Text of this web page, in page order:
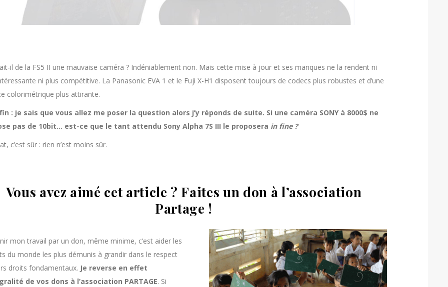
il de la FS5 II une mauvaise caméra ? Indéniablement non. Mais cette mise à jour et ses manques ne la rendent ni
ni plus compétitive. La Panasonic EVA 1 et le Fuji X-H1 disposent toujours de codecs plus robustes et d’une
colorimétrique plus attirante.
: je sais que vous allez me poser la question alors j’y réponds de suite. Si une caméra SONY à 8000$ ne
pas de 10bit… est-ce que le tant attendu Sony Alpha 7S III le proposera in fine ?
c’est sûr : rien n’est moins sûr.
Vous avez aimé cet article ? Faites un don à l’association
Partage !
mon travail par un don, même minime, c’est aider les
du monde les plus démunis à grandir dans le respect
droits fondamentaux. Je reverse en effet
de vos dons à l’association PARTAGE. Si